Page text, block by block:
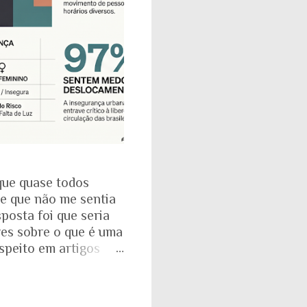
quase todos
que não me sentia
foi que seria
sobre o que é uma
em artigos
97% das